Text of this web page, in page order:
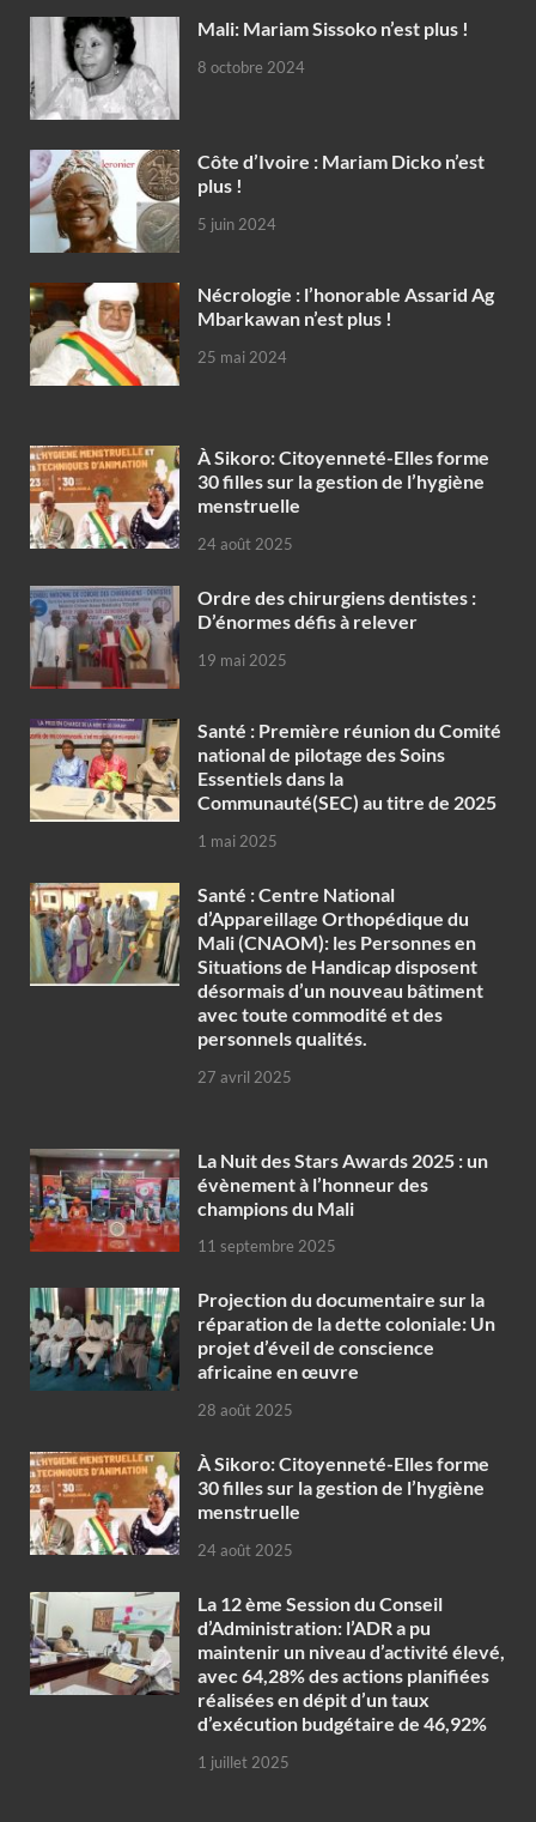
Mali: Mariam Sissoko n’est plus !
8 octobre 2024
Côte d’Ivoire : Mariam Dicko n’est
plus !
5 juin 2024
Nécrologie : l’honorable Assarid Ag
Mbarkawan n’est plus !
25 mai 2024
À Sikoro: Citoyenneté-Elles forme
30 filles sur la gestion de l’hygiène
menstruelle
24 août 2025
Ordre des chirurgiens dentistes :
D’énormes défis à relever
19 mai 2025
Santé : Première réunion du Comité
national de pilotage des Soins
Essentiels dans la
Communauté(SEC) au titre de 2025
1 mai 2025
Santé : Centre National
d’Appareillage Orthopédique du
Mali (CNAOM): les Personnes en
Situations de Handicap disposent
désormais d’un nouveau bâtiment
avec toute commodité et des
personnels qualités.
27 avril 2025
‎La Nuit des Stars Awards 2025 : un
évènement à l’honneur des
champions du Mali
11 septembre 2025
Projection du documentaire sur la
réparation de la dette coloniale: Un
projet d’éveil de conscience
africaine en œuvre‎
28 août 2025
À Sikoro: Citoyenneté-Elles forme
30 filles sur la gestion de l’hygiène
menstruelle
24 août 2025
La 12 ème Session du Conseil
d’Administration: l’ADR a pu
maintenir un niveau d’activité élevé,
avec 64,28% des actions planifiées
réalisées en dépit d’un taux
d’exécution budgétaire de 46,92%
1 juillet 2025